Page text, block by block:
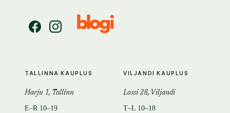
TALLINNA KAUPLUS
Harju 1, Tallinn
E–R 10–19
VILJANDI KAUPLUS
Lossi 28, Viljandi
T–L 10–18